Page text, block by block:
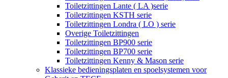
Toiletzittingen Lante ( LA )serie
Toiletzittingen KSTH serie
Toiletzittingen Londra ( LO ) serie
Overige Toiletzittingen
Toiletzittingen BP900 serie
Toiletzittingen BP700 serie
Toiletzittingen Kenny & Mason serie
Klassieke bedieningsplaten en spoelsystemen voor